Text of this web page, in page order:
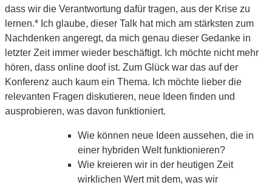
dass wir die Verantwortung dafür tragen, aus der Krise zu
lernen.* Ich glaube, dieser Talk hat mich am stärksten zum
Nachdenken angeregt, da mich genau dieser Gedanke in
letzter Zeit immer wieder beschäftigt. Ich möchte nicht mehr
hören, dass online doof ist. Zum Glück war das auf der
Konferenz auch kaum ein Thema. Ich möchte lieber die
relevanten Fragen diskutieren, neue Ideen finden und
ausprobieren, was davon funktioniert.
Wie können neue Ideen aussehen, die in
einer hybriden Welt funktionieren?
Wie kreieren wir in der heutigen Zeit
wirklichen Wert mit dem, was wir